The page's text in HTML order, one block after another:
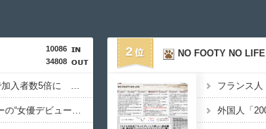
10086
34808
【朗報】DAZNさん、サッカーW杯で加入者数5倍に 視聴者数は6700万人 総視聴数も4億超えｗｗｗｗｗ
【画像】世界一美しいフットボーラーの“女優デビュー！！”
2 NO FOOTY NO LIFE